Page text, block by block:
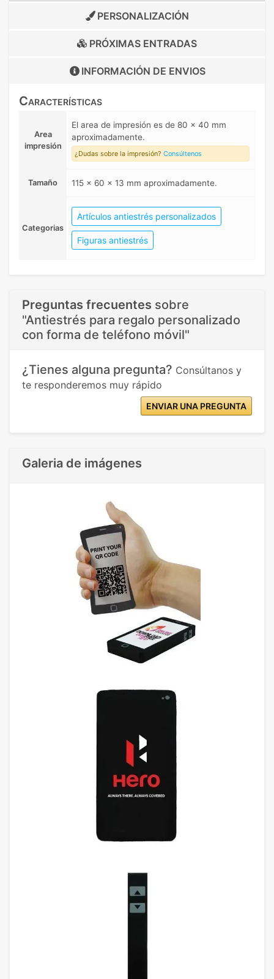
PERSONALIZACIÓN
PRÓXIMAS ENTRADAS
INFORMACIÓN DE ENVIOS
Características
Area
impresión
El area de impresión es de 80 x 40 mm
aproximadamente.
¿Dudas sobre la impresión? Consúltenos
Tamaño 115 x 60 x 13 mm aproximadamente.
Categorias
Artículos antiestrés personalizados
Figuras antiestrés
Preguntas frecuentes sobre
"Antiestrés para regalo personalizado
con forma de teléfono móvil"
¿Tienes alguna pregunta? Consúltanos y
te responderemos muy rápido
ENVIAR UNA PREGUNTA
Galeria de imágenes